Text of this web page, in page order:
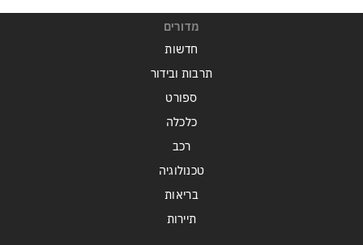
מדורים
חדשות
תרבות ובידור
ספורט
כלכלה
רכב
טכנולוגיה
בריאות
תיירות